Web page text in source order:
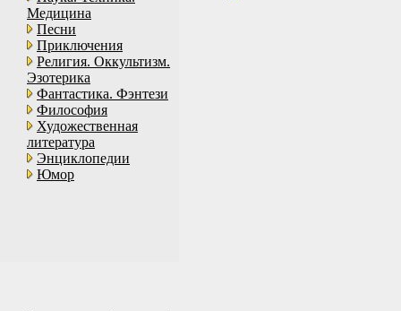
Медицина
Песни
Приключения
Религия. Оккультизм.
Эзотерика
Фантастика. Фэнтези
Философия
Художественная
литература
Энциклопедии
Юмор